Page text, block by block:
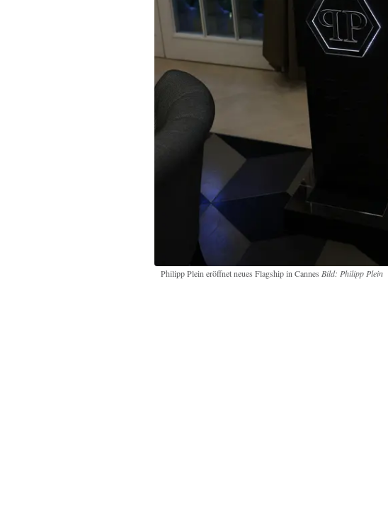
Philipp Plein eröffnet neues Flagship in Cannes Bild: Philipp Plein